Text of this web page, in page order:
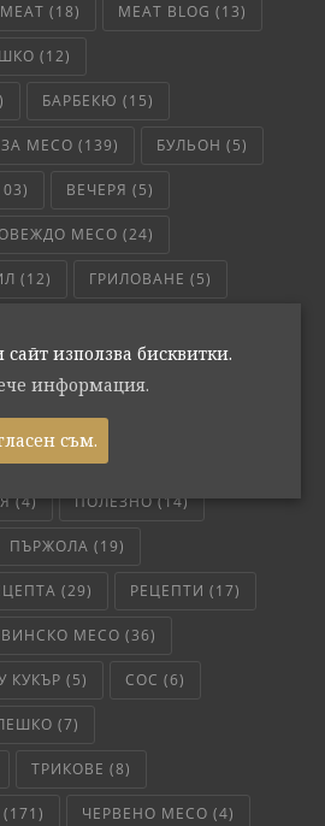
MEAT (18) MEAT BLOG (13)
(12)
БАРБЕКЮ (15)
МЕСО (139) БУЛЬОН (5)
ВЕЧЕРЯ (5)
МЕСО (24)
(12) ГРИЛОВАНЕ (5)
НА ПРИГОТВЯНЕ
(4) ПОЛЕЗНО(14)
ПЪРЖОЛА (19)
(29) РЕЦЕПТИ (17)
МЕСО (36)
КУКЪР (5) СОС (6)
(7)
ТРИКОВЕ (8)
(171) ЧЕРВЕНО МЕСО (4)
сайт използва бисквитки.
информация.
съм.